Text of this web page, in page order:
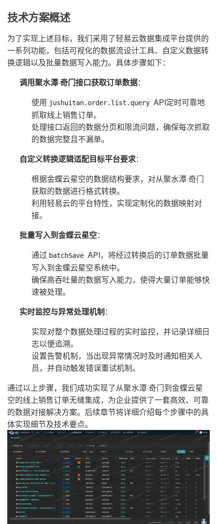
技术方案概述
为了实现上述目标，我们采用了轻易云数据集成平台提供的
一系列功能，包括可视化的数据流设计工具、自定义数据转
换逻辑以及批量数据写入能力。具体步骤如下：
调用聚水潭·奇门接口获取订单数据：
使用 jushuitan.order.list.query API定时可靠地
抓取线上销售订单。
处理接口返回的数据分页和限流问题，确保每次抓取
的数据完整且不漏单。
自定义转换逻辑适配目标平台要求：
根据金蝶云星空的数据结构要求，对从聚水潭·奇门
获取的数据进行格式转换。
利用轻易云的平台特性，实现定制化的数据映射对
接。
批量写入到金蝶云星空：
通过 batchSave API，将经过转换后的订单数据批量
写入到金蝶云星空系统中。
确保高吞吐量的数据写入能力，使得大量订单能够快
速被处理。
实时监控与异常处理机制：
实现对整个数据处理过程的实时监控，并记录详细日
志以便追溯。
设置告警机制，当出现异常情况时及时通知相关人
员，并自动触发错误重试机制。
通过以上步骤，我们成功实现了从聚水潭·奇门到金蝶云星
空的线上销售订单无缝集成，为企业提供了一套高效、可靠
的数据对接解决方案。后续章节将详细介绍每个步骤中的具
体实现细节及技术要点。